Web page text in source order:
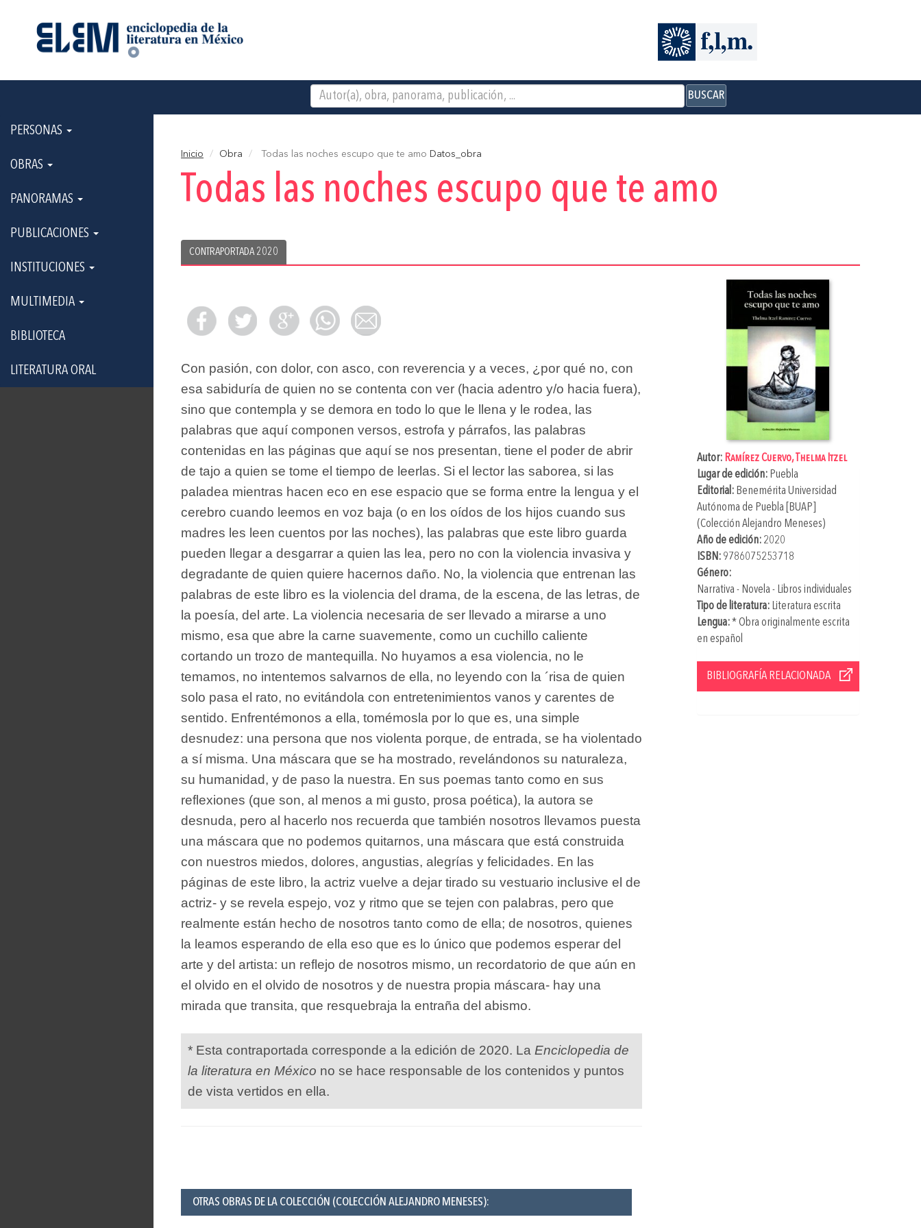
BUSCAR
PERSONAS
OBRAS
PANORAMAS
PUBLICACIONES
INSTITUCIONES
MULTIMEDIA
BIBLIOTECA
LITERATURA ORAL
Inicio Obra Todas las noches escupo que te amo Datos_obra
Todas las noches escupo que te amo
CONTRAPORTADA 2020
Autor: Ramírez Cuervo, Thelma Itzel
Lugar de edición: Puebla
Editorial: Benemérita Universidad
Autónoma de Puebla [BUAP]
(Colección Alejandro Meneses)
Año de edición:2020
ISBN: 9786075253718
Género:
Narrativa - Novela - Libros individuales
Tipo de literatura:Literatura escrita
Lengua:* Obra originalmente escrita
en español
BIBLIOGRAFÍA RELACIONADA
Con pasión, con dolor, con asco, con reverencia y a veces, ¿por qué no, con
esa sabiduría de quien no se contenta con ver (hacia adentro y/o hacia fuera),
sino que contempla y se demora en todo lo que le llena y le rodea, las
palabras que aquí componen versos, estrofa y párrafos, las palabras
contenidas en las páginas que aquí se nos presentan, tiene el poder de abrir
de tajo a quien se tome el tiempo de leerlas. Si el lector las saborea, si las
paladea mientras hacen eco en ese espacio que se forma entre la lengua y el
cerebro cuando leemos en voz baja (o en los oídos de los hijos cuando sus
madres les leen cuentos por las noches), las palabras que este libro guarda
pueden llegar a desgarrar a quien las lea, pero no con la violencia invasiva y
degradante de quien quiere hacernos daño. No, la violencia que entrenan las
palabras de este libro es la violencia del drama, de la escena, de las letras, de
la poesía, del arte. La violencia necesaria de ser llevado a mirarse a uno
mismo, esa que abre la carne suavemente, como un cuchillo caliente
cortando un trozo de mantequilla. No huyamos a esa violencia, no le
temamos, no intentemos salvarnos de ella, no leyendo con la ´risa de quien
solo pasa el rato, no evitándola con entretenimientos vanos y carentes de
sentido. Enfrentémonos a ella, tomémosla por lo que es, una simple
desnudez: una persona que nos violenta porque, de entrada, se ha violentado
a sí misma. Una máscara que se ha mostrado, revelándonos su naturaleza,
su humanidad, y de paso la nuestra. En sus poemas tanto como en sus
reflexiones (que son, al menos a mi gusto, prosa poética), la autora se
desnuda, pero al hacerlo nos recuerda que también nosotros llevamos puesta
una máscara que no podemos quitarnos, una máscara que está construida
con nuestros miedos, dolores, angustias, alegrías y felicidades. En las
páginas de este libro, la actriz vuelve a dejar tirado su vestuario inclusive el de
actriz- y se revela espejo, voz y ritmo que se tejen con palabras, pero que
realmente están hecho de nosotros tanto como de ella; de nosotros, quienes
la leamos esperando de ella eso que es lo único que podemos esperar del
arte y del artista: un reflejo de nosotros mismo, un recordatorio de que aún en
el olvido en el olvido de nosotros y de nuestra propia máscara- hay una
mirada que transita, que resquebraja la entraña del abismo.
* Esta contraportada corresponde a la edición de 2020. La Enciclopedia de
la literatura en México no se hace responsable de los contenidos y puntos
de vista vertidos en ella.
OTRAS OBRAS DE LA COLECCIÓN (COLECCIÓN ALEJANDRO MENESES):